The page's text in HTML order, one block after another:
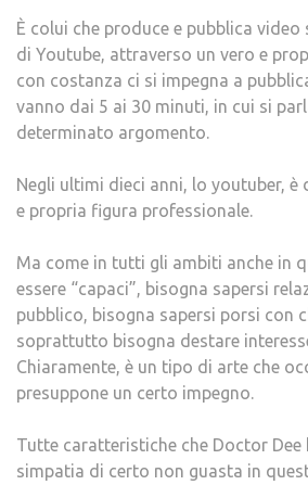
È colui che produce e pubblica
di Youtube, attraverso un vero e
con costanza ci si impegna a
vanno dai 5 ai 30 minuti, in cui si
determinato argomento.
Negli ultimi dieci anni, lo youtuber, è
e propria figura professionale.
Ma come in tutti gli ambiti anche in
essere “capaci”, bisogna sapersi
pubblico, bisogna sapersi porsi con
soprattutto bisogna destare
Chiaramente, è un tipo di arte che
presuppone un certo impegno.
Tutte caratteristiche che Doctor Dee
simpatia di certo non guasta in